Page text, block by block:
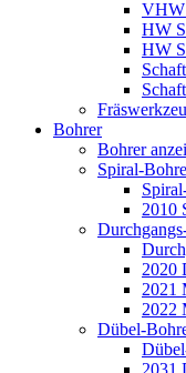
VHW
HW
HW
Bohrer
Bohrer
Spiral-
2010
2020
2021
2022
Dübel-
2031